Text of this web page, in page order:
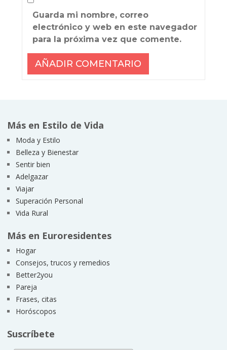
Guarda mi nombre, correo
electrónico y web en este navegador
para la próxima vez que comente.
Más en Estilo de Vida
Moda y Estilo
Belleza y Bienestar
Sentir bien
Adelgazar
Viajar
Superación Personal
Vida Rural
Más en Euroresidentes
Hogar
Consejos, trucos y remedios
Better2you
Pareja
Frases, citas
Horóscopos
Suscríbete